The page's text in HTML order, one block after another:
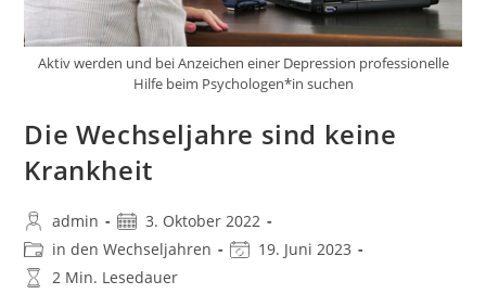
Aktiv werden und bei Anzeichen einer Depression professionelle
Hilfe beim Psychologen*in suchen
Die Wechseljahre sind keine
Krankheit
Beitrags-
Autor:
admin
Beitrag
veröffentlicht:
3. Oktober 2022
Beitrags-
Kategorie:
in den Wechseljahren
Beitrag19. Juni 2023
Lesedauer:
2 Min. Lesedauer